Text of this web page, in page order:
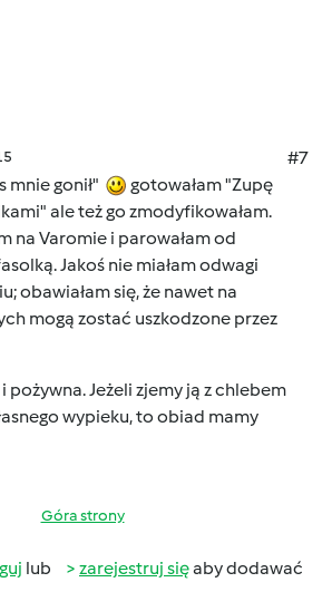
#7
mnie gonił"
gotowałam "Zupę
ale też go zmodyfikowałam.
na Varomie i parowałam od
Jakoś nie miałam odwagi
obawiałam się, że nawet na
mogą zostać uszkodzone przez
pożywna. Jeżeli zjemy ją z chlebem
wypieku, to obiad mamy
Góra strony
lub zarejestruj sięaby dodawać